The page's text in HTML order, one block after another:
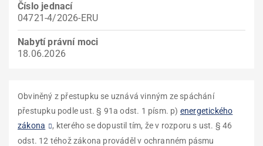
Číslo jednací
04721-4/2026-ERU
Nabytí právní moci
18.06.2026
Obviněný z přestupku se uznává vinným ze spáchání
přestupku podle ust. § 91a odst. 1 písm. p) energetického
zákona
, kterého se dopustil tím, že v rozporu s ust. § 46
odst. 12 téhož zákona prováděl v ochranném pásmu